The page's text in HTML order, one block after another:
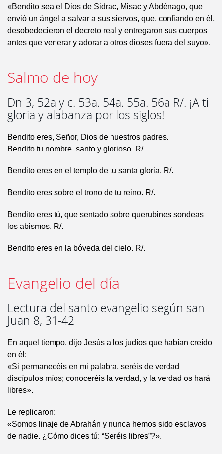
«Bendito sea el Dios de Sidrac, Misac y Abdénago, que
envió un ángel a salvar a sus siervos, que, confiando en él,
desobedecieron el decreto real y entregaron sus cuerpos
antes que venerar y adorar a otros dioses fuera del suyo».
Salmo de hoy
Dn 3, 52a y c. 53a. 54a. 55a. 56a R/. ¡A ti
gloria y alabanza por los siglos!
Bendito eres, Señor, Dios de nuestros padres.
Bendito tu nombre, santo y glorioso. R/.
Bendito eres en el templo de tu santa gloria. R/.
Bendito eres sobre el trono de tu reino. R/.
Bendito eres tú, que sentado sobre querubines sondeas
los abismos. R/.
Bendito eres en la bóveda del cielo. R/.
Evangelio del día
Lectura del santo evangelio según san
Juan 8, 31-42
En aquel tiempo, dijo Jesús a los judíos que habían creído
en él:
«Si permanecéis en mi palabra, seréis de verdad
discípulos míos; conoceréis la verdad, y la verdad os hará
libres».
Le replicaron:
«Somos linaje de Abrahán y nunca hemos sido esclavos
de nadie. ¿Cómo dices tú: “Seréis libres”?».